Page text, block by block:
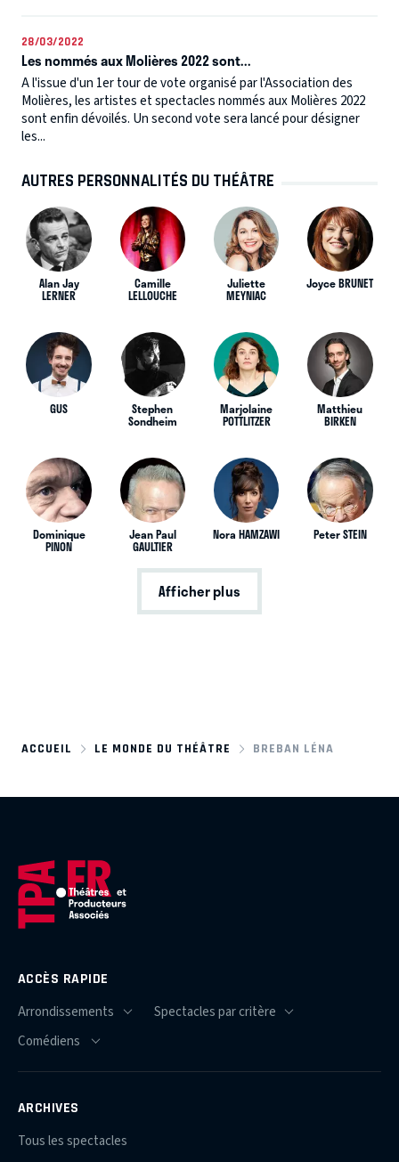
28/03/2022
Les nommés aux Molières 2022 sont...
A l'issue d'un 1er tour de vote organisé par l'Association des
Molières, les artistes et spectacles nommés aux Molières 2022
sont enfin dévoilés. Un second vote sera lancé pour désigner
les...
AUTRES PERSONNALITÉS DU THÉÂTRE
Alan Jay
LERNER
Camille
LELLOUCHE
Juliette
MEYNIAC
Joyce BRUNET
GUS Stephen
Sondheim
Marjolaine
POTTLITZER
Matthieu
BIRKEN
Dominique
PINON
Jean Paul
GAULTIER
Nora HAMZAWI Peter STEIN
Afficher plus
ACCUEIL LE MONDE DU THÉÂTRE BREBAN LÉNA
ACCÈS RAPIDE
ARCHIVES
Tous les spectacles